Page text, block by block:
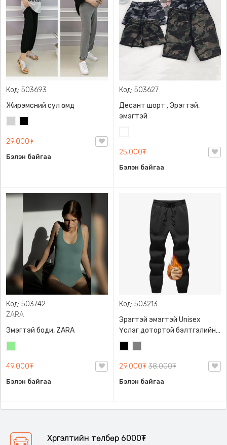
Код: 503693
Жирэмсний сул өмд
29,000₮
Бэлэн байгаа
Код: 503627
Десант шорт , Эрэгтэй,
эмэгтэй
25,000₮
Бэлэн байгаа
Код: 503742
ZARA
Эмэгтэй боди, ZARA
49,000₮
Бэлэн байгаа
Код: 503213
Эрэгтэй эмэгтэй Unisex
Үслэг дотортой бэлтгэлийн
өмд,
29,000₮ 38,000₮
Бэлэн байгаа
Хүргэлтийн төлбөр 6000₮